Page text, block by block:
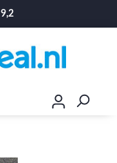
9,2